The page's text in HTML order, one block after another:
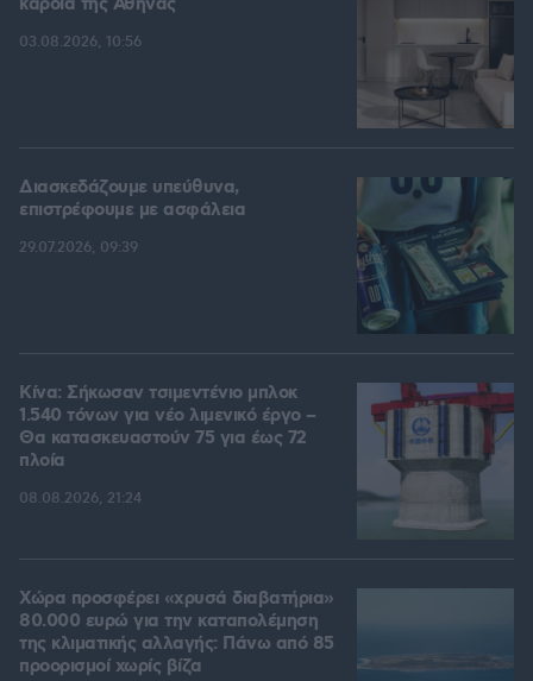
καρδιά της Αθήνας
03.08.2026, 10:56
Διασκεδάζουμε υπεύθυνα,
επιστρέφουμε με ασφάλεια
29.07.2026, 09:39
Κίνα: Σήκωσαν τσιμεντένιο μπλοκ
1.540 τόνων για νέο λιμενικό έργο –
Θα κατασκευαστούν 75 για έως 72
πλοία
08.08.2026, 21:24
Χώρα προσφέρει «χρυσά διαβατήρια»
80.000 ευρώ για την καταπολέμηση
της κλιματικής αλλαγής: Πάνω από 85
προορισμοί χωρίς βίζα